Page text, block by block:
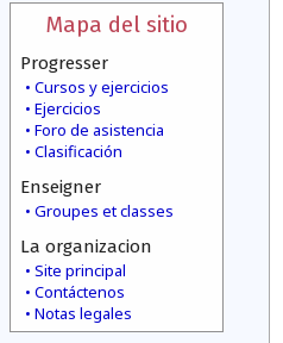
Mapa del sitio
Progresser
Cursos y ejercicios
Ejercicios
Foro de asistencia
Clasificación
Enseigner
Groupes et classes
La organizacion
Site principal
Contáctenos
Notas legales